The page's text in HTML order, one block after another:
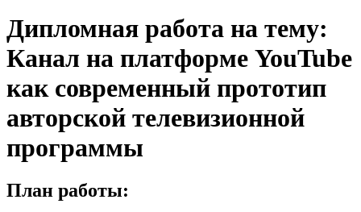
Дипломная работа на тему:
Канал на платформе YouTube
как современный прототип
авторской телевизионной
программы
План работы: